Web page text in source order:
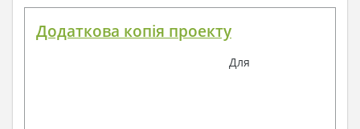
Додаткова копія проекту
Для